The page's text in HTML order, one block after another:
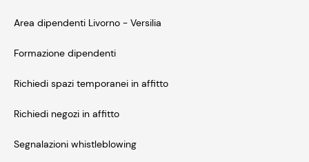
Area dipendenti Livorno - Versilia
Formazione dipendenti
Richiedi spazi temporanei in affitto
Richiedi negozi in affitto
Segnalazioni whistleblowing